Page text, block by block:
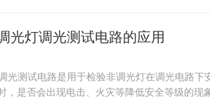
光灯调光测试电路的应用
光测试电路是用于检验非调光灯在调光电路
，是否会出现电击、火灾等降低安全等级的